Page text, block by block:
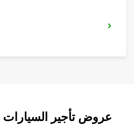
عروض تأجير السيارات